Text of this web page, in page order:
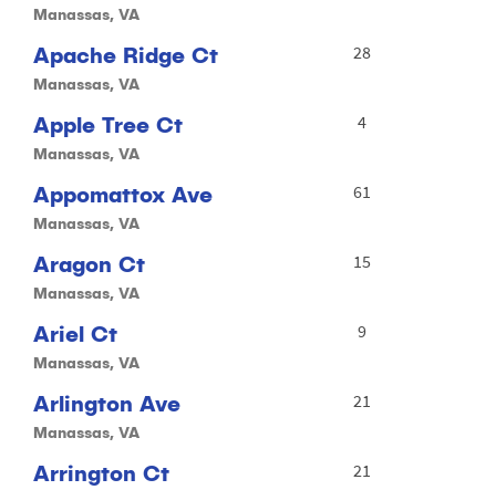
Manassas, VA
Apache Ridge Ct
Manassas, VA
28
Apple Tree Ct
Manassas, VA
4
Appomattox Ave
Manassas, VA
61
Aragon Ct
Manassas, VA
15
Ariel Ct
Manassas, VA
9
Arlington Ave
Manassas, VA
21
Arrington Ct 21